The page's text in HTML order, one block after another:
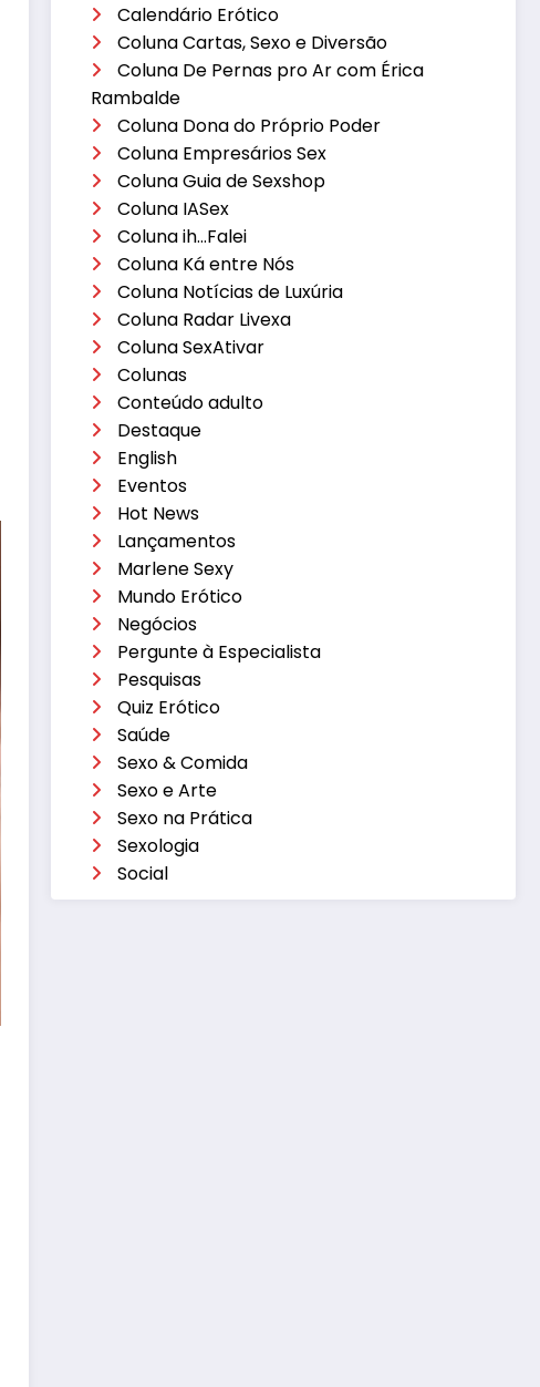
Calendário Erótico
Coluna Cartas, Sexo e Diversão
Coluna De Pernas pro Ar com Érica
Rambalde
Coluna Dona do Próprio Poder
Coluna Empresários Sex
Coluna Guia de Sexshop
Coluna IASex
Coluna ih…Falei
Coluna Ká entre Nós
Coluna Notícias de Luxúria
Coluna Radar Livexa
Coluna SexAtivar
Colunas
Conteúdo adulto
Destaque
English
Eventos
Hot News
Lançamentos
Marlene Sexy
Mundo Erótico
Negócios
Pergunte à Especialista
Pesquisas
Quiz Erótico
Saúde
Sexo & Comida
Sexo e Arte
Sexo na Prática
Sexologia
Social